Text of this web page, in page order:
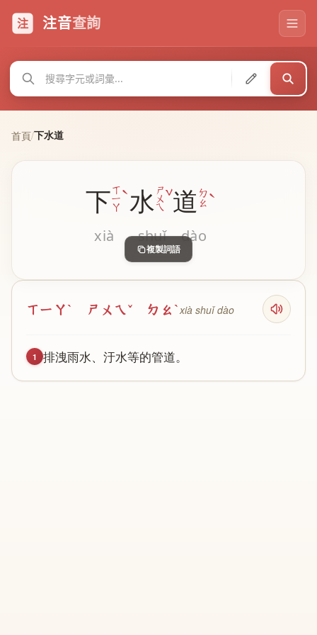
注 注音查詢
首頁/下水道
下ㄒ
ㄧ
ㄚ
ˋ
xià
水 ㄕ
ㄨ
ㄟ
ˇ
shuǐ
道 ㄉ
ㄠˋ
dào
複製詞語
ㄒㄧㄚˋ ㄕㄨㄟˇ ㄉㄠˋxià shuǐ dào
1 排洩雨水、 汙水等的管道。